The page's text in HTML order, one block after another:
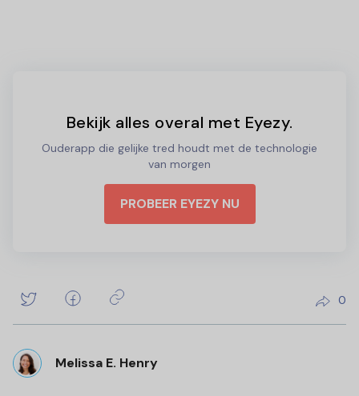
Bekijk alles overal met Eyezy.
Ouderapp die gelijke tred houdt met de technologie
van morgen
PROBEER EYEZY NU
0
Melissa E. Henry